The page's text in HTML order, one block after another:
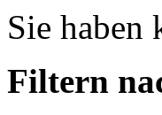
Sie
Filtern